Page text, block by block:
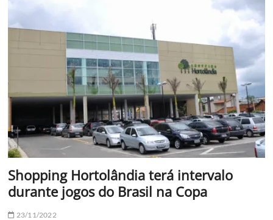
Shopping Hortolândia terá intervalo
durante jogos do Brasil na Copa
23/11/2022